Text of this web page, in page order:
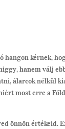
hangon kérnek,
hanem válj
álarcok nélkül
most erre a
önnön értékeid.